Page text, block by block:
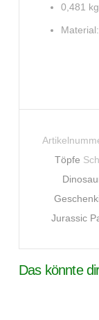
0,481 kg
Töpfe
Jurassic
Das könnte